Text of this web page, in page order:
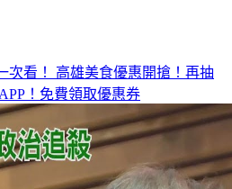
次看！ 高雄美食優惠開搶！再抽
！免費領取優惠券